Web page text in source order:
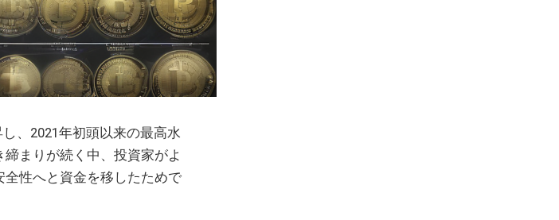
、2021年初頭以来の最高水
まりが続く中、投資家がよ
性へと資金を移したためで